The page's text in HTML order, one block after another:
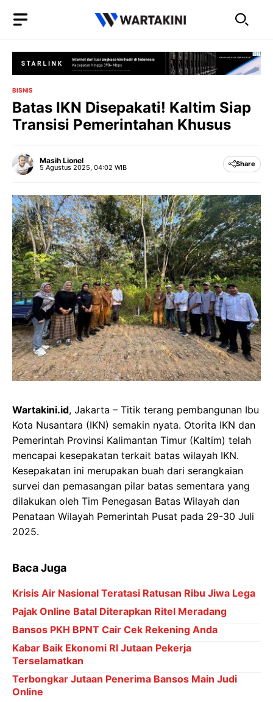
BISNIS
Batas IKN Disepakati! Kaltim Siap
Transisi Pemerintahan Khusus
Masih Lionel
5 Agustus 2025, 04:02 WIB Share
Wartakini.id, Jakarta – Titik terang pembangunan Ibu
Kota Nusantara (IKN) semakin nyata. Otorita IKN dan
Pemerintah Provinsi Kalimantan Timur (Kaltim) telah
mencapai kesepakatan terkait batas wilayah IKN.
Kesepakatan ini merupakan buah dari serangkaian
survei dan pemasangan pilar batas sementara yang
dilakukan oleh Tim Penegasan Batas Wilayah dan
Penataan Wilayah Pemerintah Pusat pada 29-30 Juli
2025.
Baca Juga
Krisis Air Nasional Teratasi Ratusan Ribu Jiwa Lega
Pajak Online Batal Diterapkan Ritel Meradang
Bansos PKH BPNT Cair Cek Rekening Anda
Kabar Baik Ekonomi RI Jutaan Pekerja
Terselamatkan
Terbongkar Jutaan Penerima Bansos Main Judi
Online